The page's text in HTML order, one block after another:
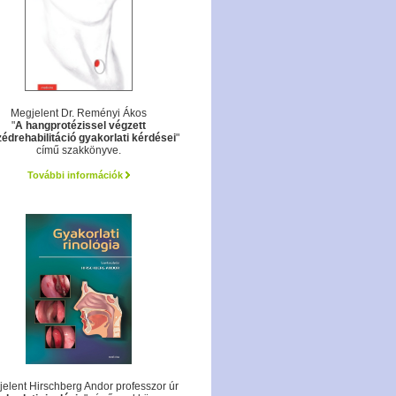
Megjelent Dr. Reményi Ákos
"A hangprotézissel végzett
gyakorlati kérdései"
című szakkönyve.
További információk
Hirschberg Andor professzor úr